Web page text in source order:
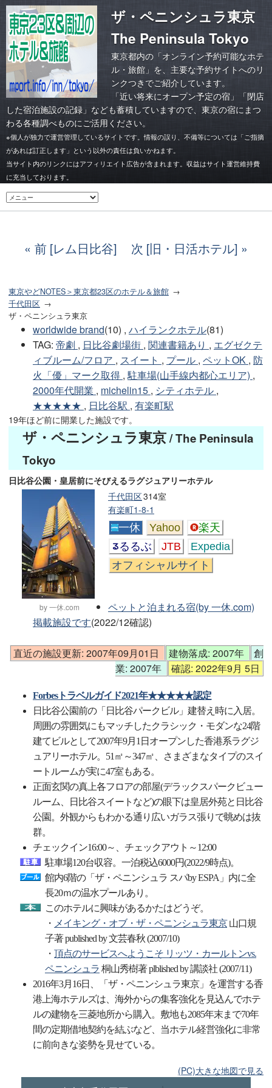
ザ・ペニンシュラ東京
The Peninsula Tokyo
東京都内の「オンライン予約可能なホテ
ル・旅館」を、主要な予約サイトへのリ
ンクつきでご紹介しています。
「近い将来にオープン予定の宿」「閉店
した宿泊施設の記録 」なども蓄積していますので、東京の宿にまつ
わる各種調べものにご活用ください。
※個人が独力で運営管理しているサイトです。情報の誤り、不備等については「ご指摘
があれば訂正します」という以外の責任は負いかねます。
当サイト内のリンクにはアフィリエイト広告が含まれます。収益はサイト運営維持費
に充当しております。
前 [レム日比谷] 次 [旧・日活ホテル]
東京やどNOTES＞東京都23区のホテル＆旅館
千代田区
ザ・ペニンシュラ東京
worldwide brand(10) , ハイランクホテル(81)
TAG: 帝劇 , 日比谷劇場街 , 関連書籍あり , エグゼクテ
ィブルーム/フロア , スイート , プール , ペットOK , 防
火「優」マーク取得 , 駐車場(山手線内都心エリア) ,
2000年代開業 , michelin15 , シティホテル ,
★★★★★ , 日比谷駅 , 有楽町駅
19年ほど前に開業した施設です。
ザ・ペニンシュラ東京/ The Peninsula
Tokyo
日比谷公園・皇居前にそびえるラグジュアリーホテル
by 一休.com
314室
千代田区
有楽町1-8-1
一休
Yahoo
楽天
るるぶ
JTB
Expedia
オフィシャルサイト
ペットと泊まれる宿(by 一休.com)
掲載施設です(2022/12確認)
直近の施設更新: 2007年09月01日 建物落成: 2007年
創
業: 2007年
確認: 2022年9月 5日
Forbesトラベルガイド2021年★★★★★認定
日比谷公園前の「日比谷パークビル」建替え時に入居。
周囲の雰囲気にもマッチしたクラシック・モダンな24階
建てビルとして2007年9月1日オープンした香港系ラグジ
ュアリーホテル。51㎡～347㎡、さまざまなタイプのスイ
ートルームが実に47室もある。
正面玄関の真上各フロアの部屋(デラックスパークビュー
ルーム、日比谷スイートなど)の眼下は皇居外苑と日比谷
公園。外観からもわかる通り広いガラス張りで眺めは抜
群。
チェックイン16:00～、チェックアウト～12:00
駐車場120台収容。一泊税込6000円(2022/9時点)。
館内6階の「ザ・ペニンシュラ スパby ESPA」内に全
長20ｍの温水プールあり。
このホテルに興味があるかたはどうぞ。
・ メイキング・オブ・ザ・ペニンシュラ東京山口規
子著 published by 文芸春秋 (2007/10)
・ 頂点のサービスへようこそ リッツ・カールトンvs.
ペニンシュラ 桐山秀樹著 plblished by 講談社 (2007/11)
2016年3月16日、「ザ・ペニンシュラ東京」を運営する香
港上海ホテルズは、海外からの集客強化を見込んでホテ
ルの建物を三菱地所から購入。敷地も2085年末まで70年
間の定期借地契約を結ぶなど、当ホテル経営強化に非常
に前向きな姿勢を見せている。
(PC)大きな地図で見る